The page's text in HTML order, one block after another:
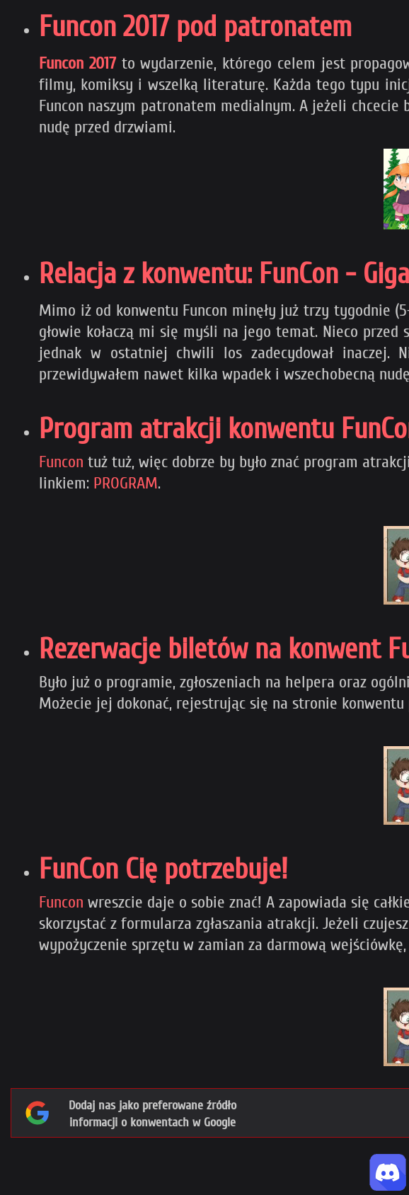
Funcon 2017 pod patronatem
Funcon 2017to wydarzenie, którego celem jest
filmy, komiksy i wszelką literaturę. Każda tego typu
Funcon naszym patronatem medialnym. A jeżeli
nudę przed drzwiami.
Relacja z konwentu: FunCon -
Mimo iż od konwentu Funcon minęły już trzy tygodnie
głowie kołaczą mi się myśli na jego temat. Nieco
jednak w ostatniej chwili los zadecydował inaczej.
przewidywałem nawet kilka wpadek i wszechobecną
Program atrakcji konwentu
Funcon tuż tuż, więc dobrze by było znać program
linkiem: PROGRAM.
Rezerwacje biletów na konwent
Było już o programie, zgłoszeniach na helpera oraz
Możecie jej dokonać, rejestrując się na stronie konwentu
FunCon Cię potrzebuje!
Funcon wreszcie daje o sobie znać! A zapowiada się
skorzystać z formularza zgłaszania atrakcji. Jeżeli
wypożyczenie sprzętu w zamian za darmową
Dodaj nas jako preferowane źródło
informacji o konwentach w Google